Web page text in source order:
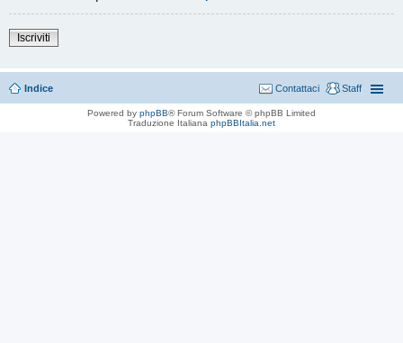
Iscriviti
Indice Staff
Contattaci
Powered by phpBB® Forum Software © phpBB Limited
Traduzione Italiana phpBBItalia.net